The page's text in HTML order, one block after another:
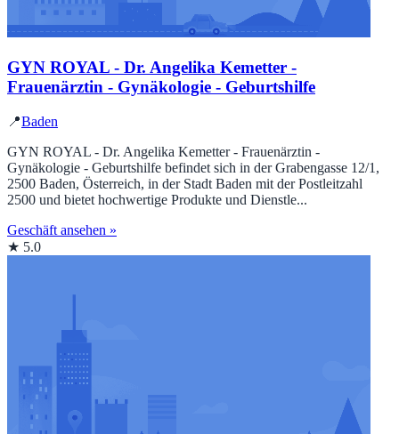
GYN ROYAL - Dr. Angelika Kemetter -
Frauenärztin - Gynäkologie - Geburtshilfe
📍Baden
GYN ROYAL - Dr. Angelika Kemetter - Frauenärztin -
Gynäkologie - Geburtshilfe befindet sich in der Grabengasse 12/1,
2500 Baden, Österreich, in der Stadt Baden mit der Postleitzahl
2500 und bietet hochwertige Produkte und Dienstle...
Geschäft ansehen »
★ 5.0